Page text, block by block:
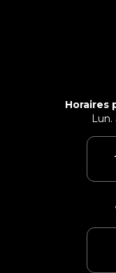
Horaires